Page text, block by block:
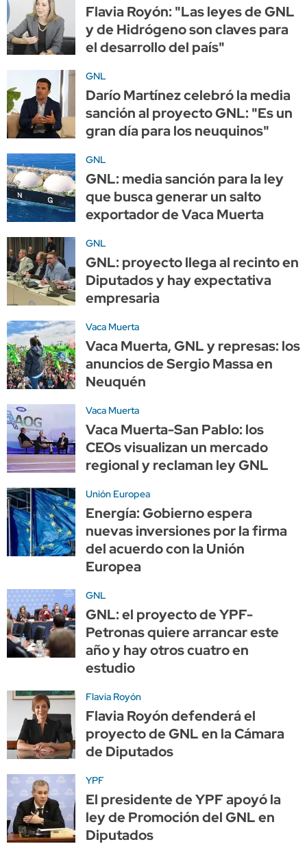
Flavia Royón: "Las leyes de GNL
y de Hidrógeno son claves para
el desarrollo del país"
GNL
Darío Martínez celebró la media
sanción al proyecto GNL: "Es un
gran día para los neuquinos"
GNL
GNL: media sanción para la ley
que busca generar un salto
exportador de Vaca Muerta
GNL
GNL: proyecto llega al recinto en
Diputados y hay expectativa
empresaria
Vaca Muerta
Vaca Muerta, GNL y represas: los
anuncios de Sergio Massa en
Neuquén
Vaca Muerta
Vaca Muerta-San Pablo: los
CEOs visualizan un mercado
regional y reclaman ley GNL
Unión Europea
Energía: Gobierno espera
nuevas inversiones por la firma
del acuerdo con la Unión
Europea
GNL
GNL: el proyecto de YPF-
Petronas quiere arrancar este
año y hay otros cuatro en
estudio
Flavia Royón
Flavia Royón defenderá el
proyecto de GNL en la Cámara
de Diputados
YPF
El presidente de YPF apoyó la
ley de Promoción del GNL en
Diputados